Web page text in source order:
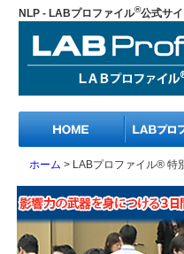
NLP - LABプロファイル®公式サ
ホーム > LABプロファイル® 特